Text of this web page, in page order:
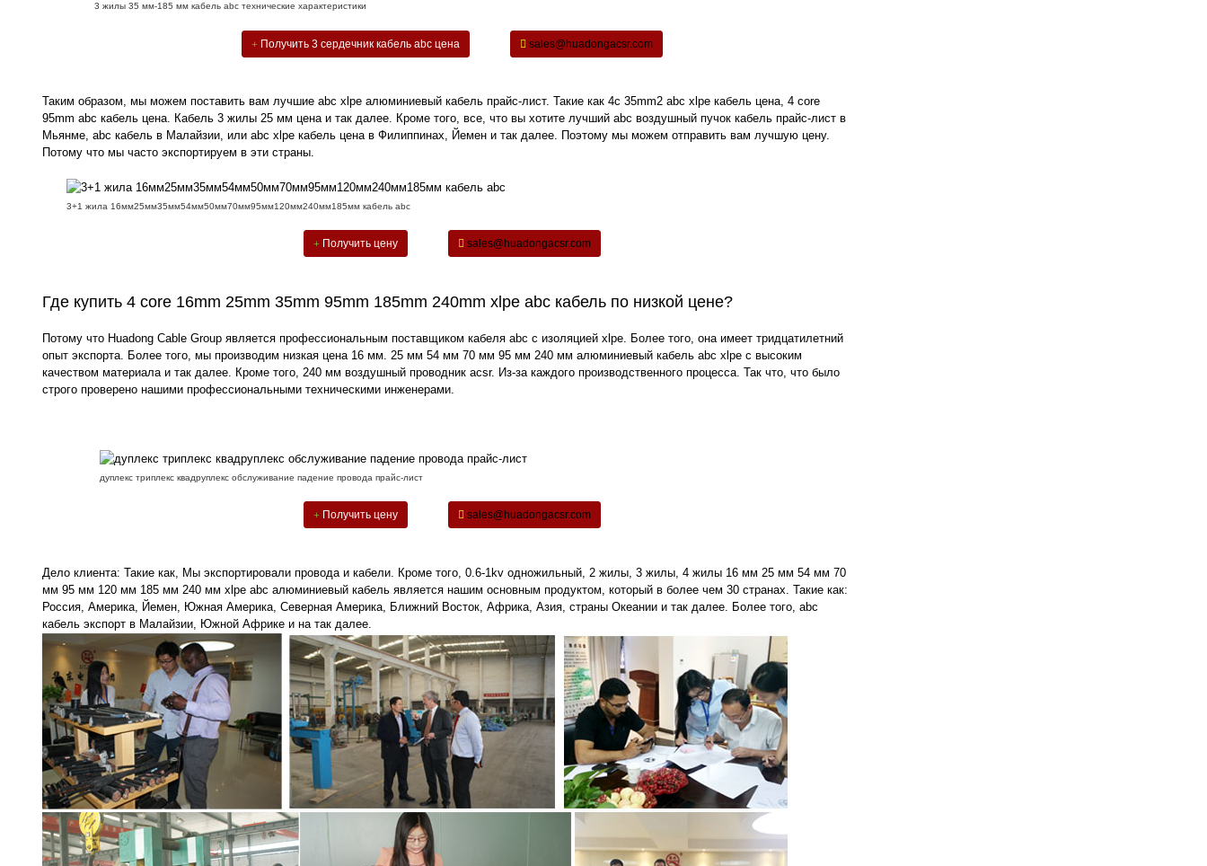
3 жилы 35 мм-185 мм кабель abc технические характеристики
Получить 3 сердечник кабель abc цена sales@huadongacsr.com
Таким образом, мы можем поставить вам лучшие abc xlpe алюминиевый кабель прайс-лист. Такие как 4c 35mm2 abc xlpe кабель цена, 4 core
95mm abc кабель цена. Кабель 3 жилы 25 мм ценаи так далее. Кроме того, все, что вы хотите лучший abc воздушный пучок кабель прайс-лист в
Мьянме, abc кабель в Малайзии, или abc xlpe кабель цена в Филиппинах, Йемен и так далее. Поэтому мы можем отправить вам лучшую цену.
Потому что мы часто экспортируем в эти страны.
3+1 жила 16мм25мм35мм54мм50мм70мм95мм120мм240мм185мм кабель abc
Получить цену sales@huadongacsr.com
Где купить 4 core 16mm 25mm 35mm 95mm 185mm 240mm xlpe abc кабель по низкой цене?
Потому что Huadong Cable Group является профессиональным поставщиком кабеля abc с изоляцией xlpe. Более того, она имеет тридцатилетний
опыт экспорта. Более того, мы производим низкая цена 16 мм. 25 мм 54 мм 70 мм 95 мм 240 мм алюминиевый кабель abc xlpe с высоким
качеством материала и так далее. Кроме того, 240 мм воздушный проводник acsr. Из-за каждого производственного процесса. Так что, что было
строго проверено нашими профессиональными техническими инженерами.
дуплекс триплекс квадруплекс обслуживание падение провода прайс-лист
Получить цену sales@huadongacsr.com
Дело клиента: Такие как, Мы экспортировали провода и кабели. Кроме того, 0.6-1kv одножильный, 2 жилы, 3 жилы, 4 жилы 16 мм 25 мм 54 мм 70
мм 95 мм 120 мм 185 мм 240 мм xlpe abc алюминиевый кабель является нашим основным продуктом, который в более чем 30 странах. Такие как:
Россия, Америка, Йемен, Южная Америка, Северная Америка, Ближний Восток, Африка, Азия, страны Океании и так далее. Более того, abc
кабель экспорт в Малайзии, Южной Африке и на так далее.